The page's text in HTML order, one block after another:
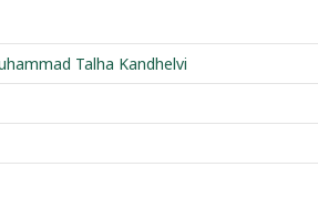
Talha Kandhelvi